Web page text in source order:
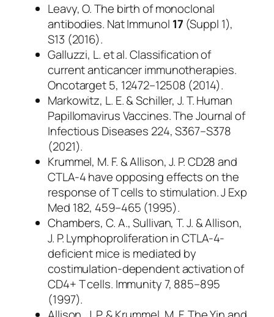
Leavy, O. The birth of monoclonal
antibodies. Nat Immunol 17 (Suppl 1),
S13 (2016).
Galluzzi, L. et al. Classification of
current anticancer immunotherapies.
Oncotarget 5, 12472–12508 (2014).
Markowitz, L. E. & Schiller, J. T. Human
Papillomavirus Vaccines. The Journal of
Infectious Diseases 224, S367–S378
(2021).
Krummel, M. F. & Allison, J. P. CD28 and
CTLA-4 have opposing effects on the
response of T cells to stimulation. J Exp
Med 182, 459–465 (1995).
Chambers, C. A., Sullivan, T. J. & Allison,
J. P. Lymphoproliferation in CTLA-4-
deficient mice is mediated by
costimulation-dependent activation of
CD4+ T cells. Immunity 7, 885–895
(1997).